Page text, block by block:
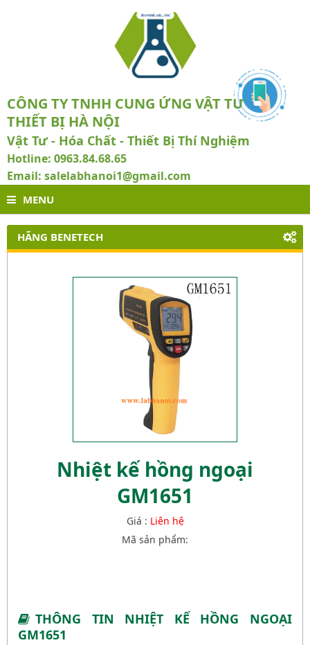
CÔNG TY TNHH CUNG ỨNG VẬT TƯ VÀ
THIẾT BỊ HÀ NỘI
Vật Tư - Hóa Chất - Thiết Bị Thí Nghiệm
Hotline: 0963.84.68.65
Email: salelabhanoi1@gmail.com
MENU
HÃNG BENETECH
Nhiệt kế hồng ngoại
GM1651
Giá : Liên hệ
Mã sản phẩm:
THÔNG TIN NHIỆT KẾ HỒNG NGOẠI
GM1651